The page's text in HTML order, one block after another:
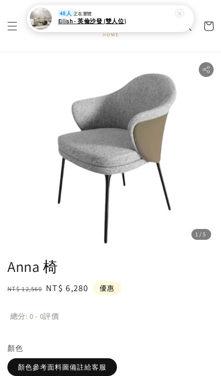
1 /5
Anna 椅
Regular
NT$ 12,560 Sale
NT$ 6,280 優惠
總分:0 - 0評價
顏⾊
顏色參考面料圖備註給客服